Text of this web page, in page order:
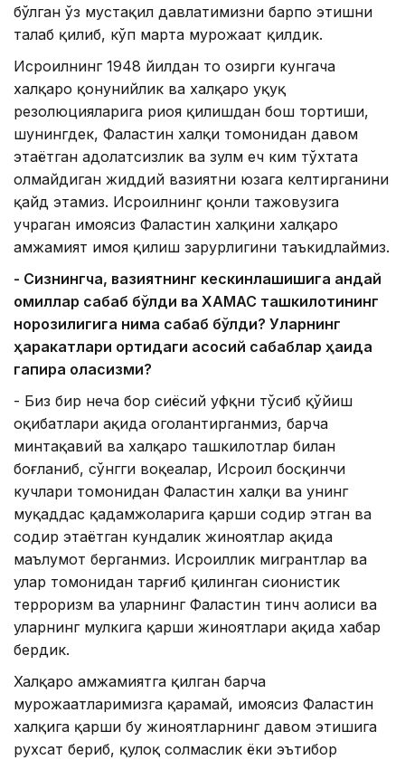
бўлган ўз мустақил давлатимизни барпо этишни
талаб қилиб, кўп марта мурожаат қилдик.
Исроилнинг 1948 йилдан то ҳозирги кунгача
халқаро қонунийлик ва халқаро ҳуқуқ
резолюцияларига риоя қилишдан бош тортиши,
шунингдек, Фаластин халқи томонидан давом
этаётган адолатсизлик ва зулм ҳеч ким тўхтата
олмайдиган жиддий вазиятни юзага келтирганини
қайд этамиз. Исроилнинг қонли тажовузига
учраган ҳимоясиз Фаластин халқини халқаро
ҳамжамият ҳимоя қилиш зарурлигини таъкидлаймиз.
- Сизнингча, вазиятнинг кескинлашишига қандай
омиллар сабаб бўлди ва ХАМАС ташкилотининг
норозилигига нима сабаб бўлди? Уларнинг
ҳаракатлари ортидаги асосий сабаблар ҳақида
гапира оласизми?
- Биз бир неча бор сиёсий уфқни тўсиб қўйиш
оқибатлари ҳақида огоҳлантирганмиз, барча
минтақавий ва халқаро ташкилотлар билан
боғланиб, сўнгги воқеалар, Исроил босқинчи
кучлари томонидан Фаластин халқи ва унинг
муқаддас қадамжоларига қарши содир этган ва
содир этаётган кундалик жиноятлар ҳақида
маълумот берганмиз. Исроиллик мигрантлар ва
улар томонидан тарғиб қилинган сионистик
терроризм ва уларнинг Фаластин тинч аҳолиси ва
уларнинг мулкига қарши жиноятлари ҳақида хабар
бердик.
Халқаро ҳамжамиятга қилган барча
мурожаатларимизга қарамай, ҳимоясиз Фаластин
халқига қарши бу жиноятларнинг давом этишига
рухсат бериб, қулоқ солмаслик ёки эътибор